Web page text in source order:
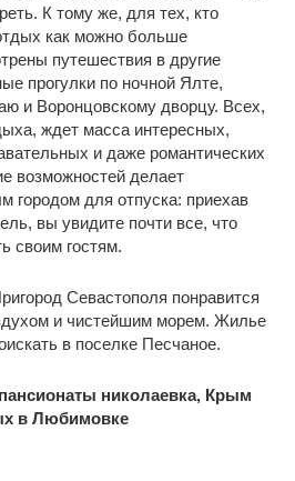
К тому же, для тех, кто
как можно больше
путешествия в другие
прогулки по ночной Ялте,
и Воронцовскому дворцу. Всех,
ждет масса интересных,
и даже романтических
возможностей делает
городом для отпуска: приехав
вы увидите почти все, что
своим гостям.
Севастополя понравится
и чистейшим морем. Жилье
в поселке Песчаное.
николаевка, Крым
в Любимовке